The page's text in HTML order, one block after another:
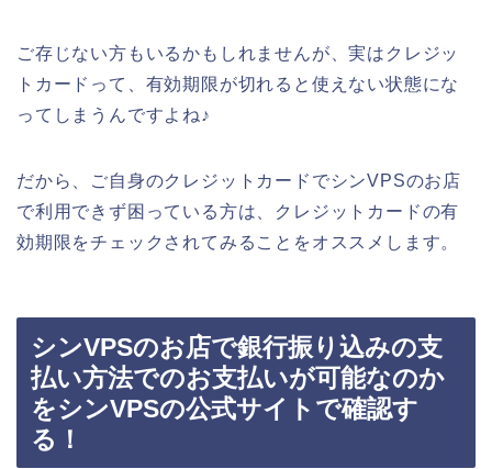
ご存じない方もいるかもしれませんが、実はクレジッ
トカードって、有効期限が切れると使えない状態にな
ってしまうんですよね♪
だから、ご自身のクレジットカードでシンVPSのお店
で利用できず困っている方は、クレジットカードの有
効期限をチェックされてみることをオススメします。
シンVPSのお店で銀行振り込みの支
払い方法でのお支払いが可能なのか
をシンVPSの公式サイトで確認す
る！